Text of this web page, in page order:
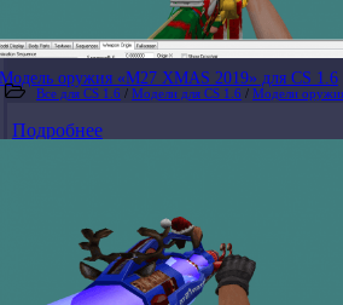
Модель оружия «M27 XMAS 2019» для CS 1.6
Все для CS 1.6 / Модели для CS 1.6 / Модели
Подробнее